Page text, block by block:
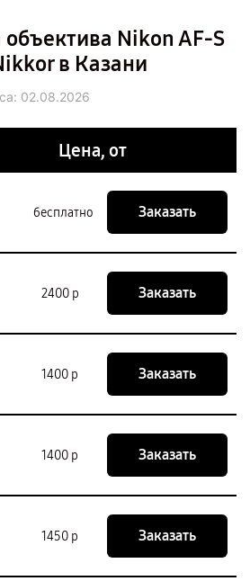
Nikon AF-S
в Казани
02.08.2026
Цена, от
бесплатно Заказать
2400 р Заказать
1400 р Заказать
1400 р Заказать
1450 р Заказать